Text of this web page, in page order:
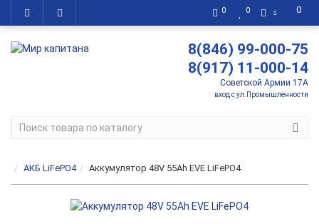
0
0 0
8(846) 99-000-75
8(917) 11-000-14
Советской Армии 17А
вход с ул.Промышленности
АКБ LiFePO4 Аккумулятор 48V 55Ah EVE LiFePO4